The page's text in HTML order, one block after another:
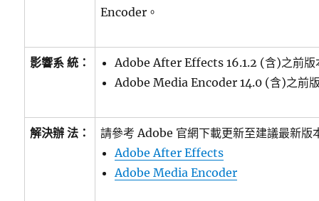
Encoder。
影響系 統：
Adobe After Effects 16.1.2 (含)之前版
Adobe Media Encoder 14.0 (含)之前
解決辦 法：
請參考 Adobe 官網下載更新至建議最新版
Adobe After Effects
Adobe Media Encoder